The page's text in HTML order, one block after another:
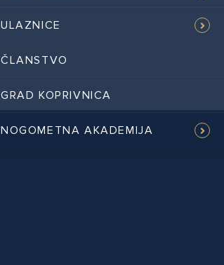
ULAZNICE
ČLANSTVO
GRAD KOPRIVNICA
NOGOMETNA AKADEMIJA